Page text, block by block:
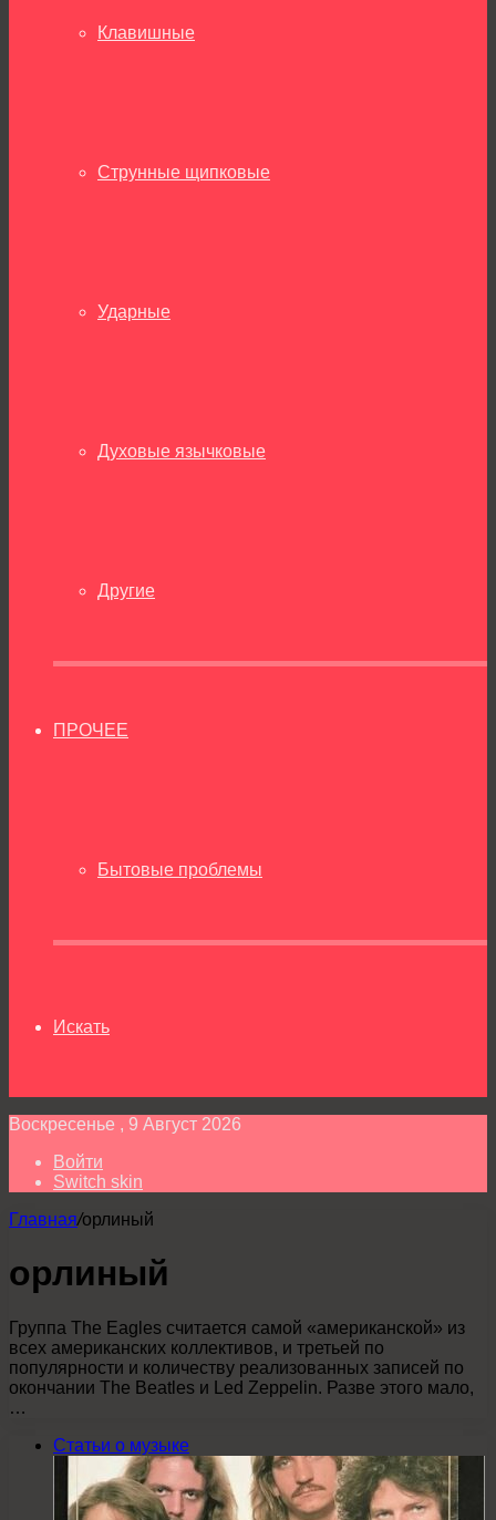
Клавишные
Струнные щипковые
Ударные
Духовые язычковые
Другие
ПРОЧЕЕ
Бытовые проблемы
Искать
Воскресенье , 9 Август 2026
Войти
Switch skin
Главная/орлиный
орлиный
Группа The Eagles считается самой «американской» из
всех американских коллективов, и третьей по
популярности и количеству реализованных записей по
окончании The Beatles и Led Zeppelin. Разве этого мало,
…
Статьи о музыке